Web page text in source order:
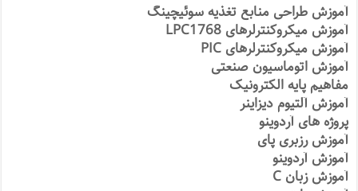
آموزش طراحی منابع تغذیه سوئیچینگ
آموزش میکروکنترلرهای LPC1768
آموزش میکروکنترلرهای PIC
آموزش اتوماسیون صنعتی
مفاهیم پایه الکترونیک
آموزش آلتیوم دیزاینر
پروژه های آردوینو
آموزش رزبری پای
آموزش آردوینو
آموزش زبان C